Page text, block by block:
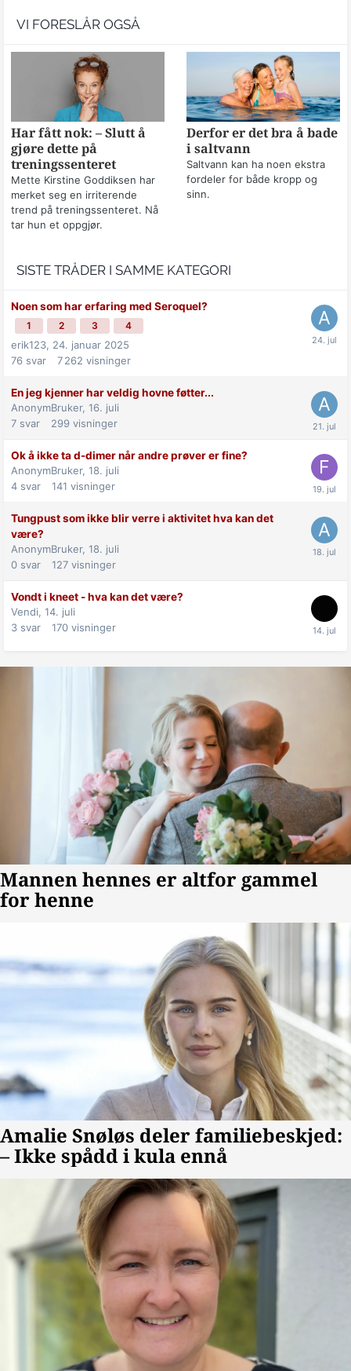
VI FORESLÅR OGSÅ
Har fått nok: – Slutt å
gjøre dette på
treningssenteret
Mette Kirstine Goddiksen har
merket seg en irriterende
trend på treningssenteret. Nå
tar hun et oppgjør.
Derfor er det bra å bade
i saltvann
Saltvann kan ha noen ekstra
fordeler for både kropp og
sinn.
SISTE TRÅDER I SAMME KATEGORI
Noen som har erfaring med Seroquel?
1 2 3 4
erik123, 24. januar 2025
76 svar 7 262 visninger
En jeg kjenner har veldig hovne føtter...
AnonymBruker, 16. juli
7 svar 299 visninger
Ok å ikke ta d-dimer når andre prøver er fine?
AnonymBruker, 18. juli
4 svar 141 visninger
Tungpust som ikke blir verre i aktivitet hva kan det
være?
AnonymBruker, 18. juli
0 svar 127 visninger
Vondt i kneet - hva kan det være?
Vendi, 14. juli
3 svar 170 visninger